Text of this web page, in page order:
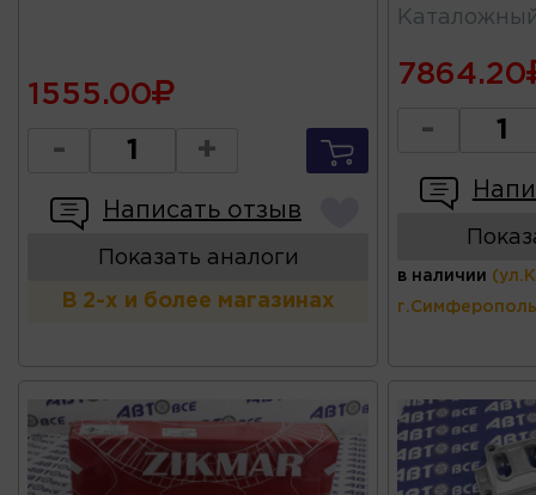
1555.00
- +
Написать отзыв
Показать аналоги
В 2-х и более магазинах
7864.20
-
в наличии